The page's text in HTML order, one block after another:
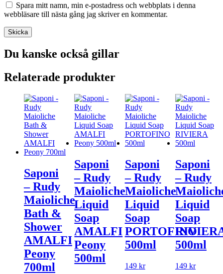
Spara mitt namn, min e-postadress och webbplats i denna
webbläsare till nästa gång jag skriver en kommentar.
Du kanske också gillar
Relaterade produkter
Saponi
– Rudy
Maioliche
Bath &
Shower
AMALFI
Peony
700ml
Saponi
– Rudy
Maioliche
Liquid
Soap
AMALFI
Peony
500ml
Saponi
– Rudy
Maioliche
Liquid
Soap
PORTOFINO
500ml
149 kr
Saponi
– Rudy
Liquid
Soap
500ml
149 kr